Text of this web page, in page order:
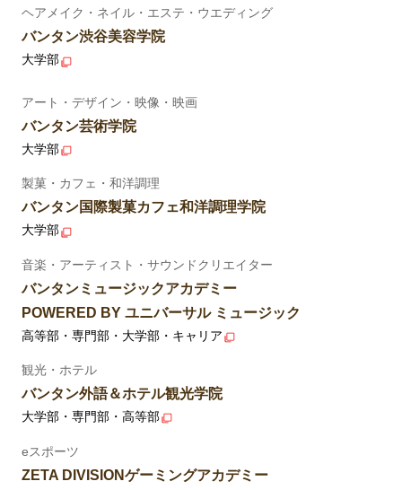
ヘアメイク・ネイル・エステ・ウエディング
バンタン渋谷美容学院
大学部
アート・デザイン・映像・映画
バンタン芸術学院
大学部
製菓・カフェ・和洋調理
バンタン国際製菓カフェ和洋調理学院
大学部
音楽・アーティスト・サウンドクリエイター
バンタンミュージックアカデミー
POWERED BY ユニバーサル ミュージック
高等部・専門部・大学部・キャリア
観光・ホテル
バンタン外語＆ホテル観光学院
大学部・専門部・高等部
eスポーツ
ZETA DIVISIONゲーミングアカデミー